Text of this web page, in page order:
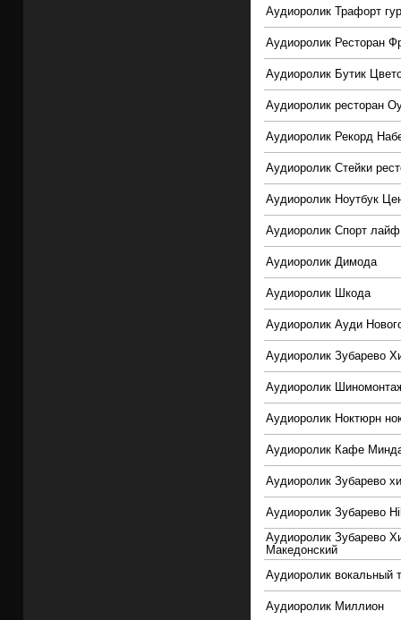
Аудиоролик Трафорт
Аудиоролик Ресторан
Аудиоролик Бутик
Аудиоролик ресторан
Аудиоролик Рекорд
Аудиоролик Стейки
Аудиоролик Ноутбук
Аудиоролик Спорт лайф
Аудиоролик Димода
Аудиоролик Шкода
Аудиоролик Ауди
Аудиоролик Зубарево
Аудиоролик
Аудиоролик Ноктюрн
Аудиоролик Кафе
Аудиоролик Зубарево
Аудиоролик Зубарево
Аудиоролик Зубарево
Македонский
Аудиоролик вокальный
Аудиоролик Миллион